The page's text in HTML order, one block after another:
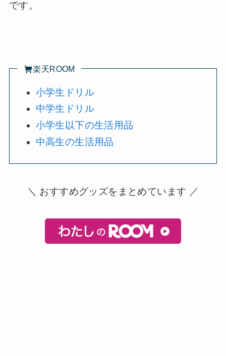
です。
楽天ROOM
小学生ドリル
中学生ドリル
小学生以下の生活用品
中高生の生活用品
＼ おすすめグッズをまとめています ／